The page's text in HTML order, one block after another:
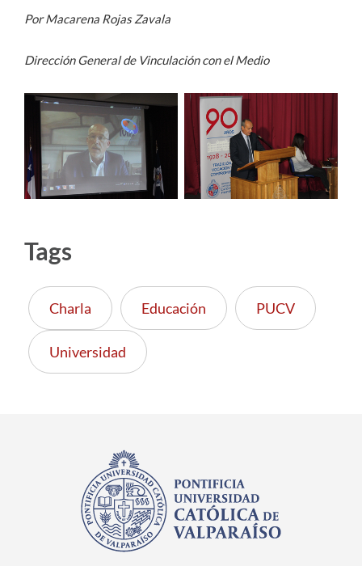
Por Macarena Rojas Zavala
Dirección General de Vinculación con el Medio
Tags
Charla Educación PUCV
Universidad